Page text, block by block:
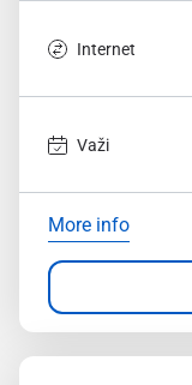
Internet
Važi
More info